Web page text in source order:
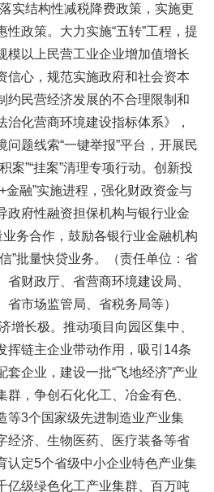
实结构性减税降费政策，实施更
性政策。大力实施“五转”工程，提
模以上民营工业企业增加值增长
信心，规范实施政府和社会资本
约民营经济发展的不合理限制和
治化营商环境建设指标体系》，
题线索“一键举报”平台，开展民
案”“挂案”清理专项行动。创新投
金融”实施进程，强化财政资金与
政府性融资担保机构与银行业金
业务合作，鼓励各银行业金融机构
”批量快贷业务。（责任单位：省
省财政厅、省营商环境建设局、
市场监管局、省税务局等）
增长极。 推动项目向园区集中、
挥链主企业带动作用，吸引14条
企业，建设一批“飞地经济”产业
群，争创石化化工、冶金有色、
等3个国家级先进制造业产业集
经济、生物医药、医疗装备等省
认定5个省级中小企业特色产业集
亿级绿色化工产业集群、百万吨